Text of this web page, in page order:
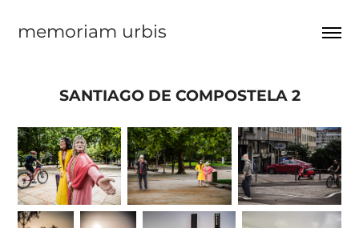
memoriam urbis
SANTIAGO DE COMPOSTELA 2